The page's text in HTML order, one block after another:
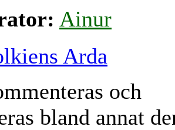
Ainur
Arda
och
bland annat